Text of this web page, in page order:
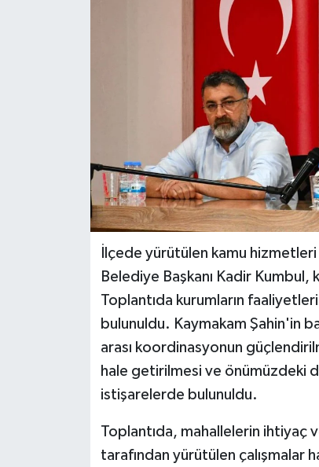
İlçede yürütülen kamu hizmetleri
Belediye Başkanı Kadir Kumbul,
Toplantıda kurumların
bulunuldu. Kaymakam Şahin'in
arası koordinasyonun
hale getirilmesi ve önümüzdeki
istişarelerde bulunuldu.
Toplantıda, mahallelerin ihtiyaç
tarafından yürütülen çalışmalar
VİDEO HABERLER
YAZARLAR
RESMİ İLAN
MAGAZİN